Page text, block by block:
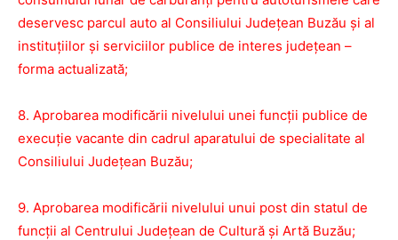
deservesc parcul auto al Consiliului Judeţean Buzău şi al
instituţiilor şi serviciilor publice de interes judeţean –
forma actualizată;
8. Aprobarea modificării nivelului unei funcţii publice de
execuţie vacante din cadrul aparatului de specialitate al
Consiliului Judeţean Buzău;
9. Aprobarea modificării nivelului unui post din statul de
funcţii al Centrului Judeţean de Cultură şi Artă Buzău;